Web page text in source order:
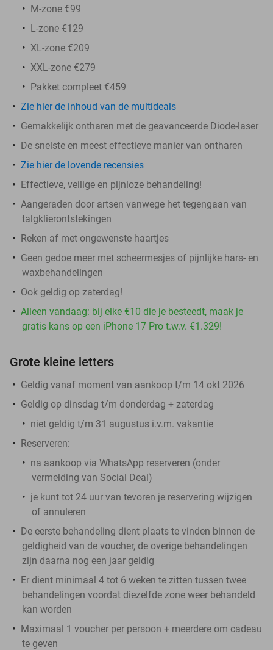
M-zone €99
L-zone €129
XL-zone €209
XXL-zone €279
Pakket compleet €459
Zie hier de inhoud van de multideals
Gemakkelijk ontharen met de geavanceerde Diode-laser
De snelste en meest effectieve manier van ontharen
Zie hier de lovende recensies
Effectieve, veilige en pijnloze behandeling!
Aangeraden door artsen vanwege het tegengaan van
talgklierontstekingen
Reken af met ongewenste haartjes
Geen gedoe meer met scheermesjes of pijnlijke hars- en
waxbehandelingen
Ook geldig op zaterdag!
Alleen vandaag: bij elke €10 die je besteedt, maak je
gratis kans op een iPhone 17 Pro t.w.v. €1.329!
Grote kleine letters
Geldig vanaf moment van aankoop t/m 14 okt 2026
Geldig op dinsdag t/m donderdag + zaterdag
niet geldig t/m 31 augustus i.v.m. vakantie
Reserveren:
na aankoop via WhatsApp reserveren (onder
vermelding van Social Deal)
je kunt tot 24 uur van tevoren je reservering wijzigen
of annuleren
De eerste behandeling dient plaats te vinden binnen de
geldigheid van de voucher, de overige behandelingen
zijn daarna nog een jaar geldig
Er dient minimaal 4 tot 6 weken te zitten tussen twee
behandelingen voordat diezelfde zone weer behandeld
kan worden
Maximaal 1 voucher per persoon + meerdere om cadeau
te geven